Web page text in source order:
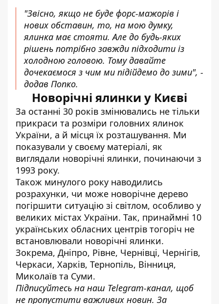
"Звісно, якщо не буде форс-мажорів і
нових обставин, то, на мою думку,
ялинка має стояти. Але до будь-яких
рішень потрібно завжди підходити із
холодною головою. Тому давайте
дочекаємося з чим ми підійдемо до зими", -
додав Попко.
Новорічні ялинки у Києві
За останні 30 років змінювались не тільки
прикраси та розміри головних ялинок
України, а й місця їх розташування. Ми
показували у своєму матеріалі, як
виглядали новорічні ялинки, починаючи з
1993 року.
Також минулого року наводились
розрахунки, чи може новорічне дерево
погіршити ситуацію зі світлом, особливо у
великих містах України. Так, принаймні 10
українських обласних центрів тогоріч не
встановлювали новорічні ялинки.
Зокрема, Дніпро, Рівне, Чернівці, Чернігів,
Черкаси, Харків, Тернопіль, Вінниця,
Миколаїв та Суми.
Підписуйтесь на наш Telegram-канал, щоб
не пропустити важливих новин. За